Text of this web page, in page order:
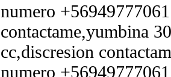
numero
contactame,yumbina
cc,discresion
numero